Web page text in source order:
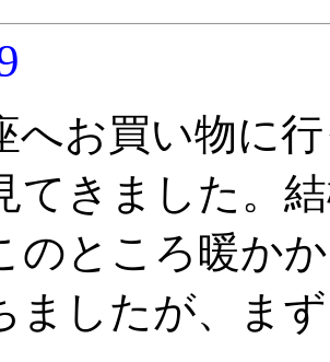
お買い物に
てきました。
のところ暖か
ましたが、ま